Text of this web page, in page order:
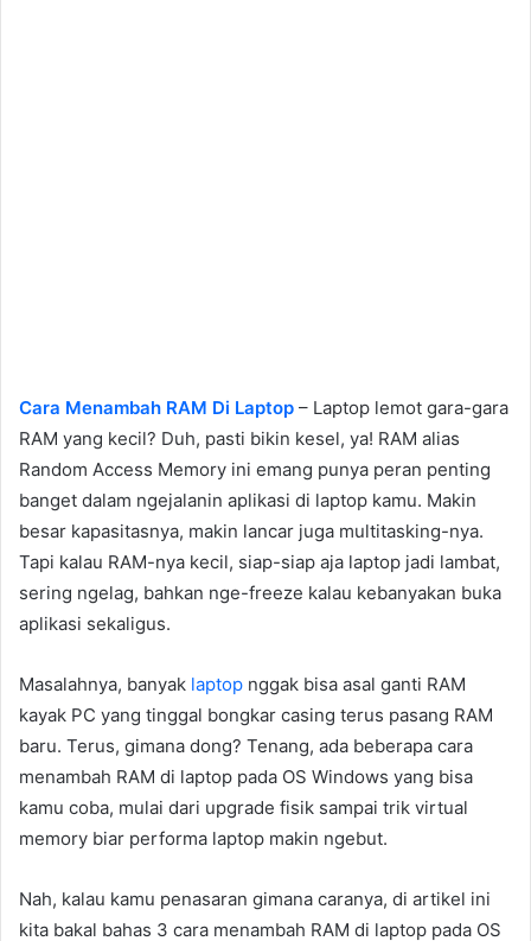
Cara Menambah RAM Di Laptop – Laptop lemot gara-gara
RAM yang kecil? Duh, pasti bikin kesel, ya! RAM alias
Random Access Memory ini emang punya peran penting
banget dalam ngejalanin aplikasi di laptop kamu. Makin
besar kapasitasnya, makin lancar juga multitasking-nya.
Tapi kalau RAM-nya kecil, siap-siap aja laptop jadi lambat,
sering ngelag, bahkan nge-freeze kalau kebanyakan buka
aplikasi sekaligus.
Masalahnya, banyak laptop nggak bisa asal ganti RAM
kayak PC yang tinggal bongkar casing terus pasang RAM
baru. Terus, gimana dong? Tenang, ada beberapa cara
menambah RAM di laptop pada OS Windows yang bisa
kamu coba, mulai dari upgrade fisik sampai trik virtual
memory biar performa laptop makin ngebut.
Nah, kalau kamu penasaran gimana caranya, di artikel ini
kita bakal bahas 3 cara menambah RAM di laptop pada OS